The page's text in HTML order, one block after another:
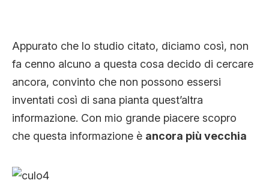
Appurato che lo studio citato, diciamo così, non
fa cenno alcuno a questa cosa decido di cercare
ancora, convinto che non possono essersi
inventati così di sana pianta quest’altra
informazione. Con mio grande piacere scopro
che questa informazione è ancora più vecchia